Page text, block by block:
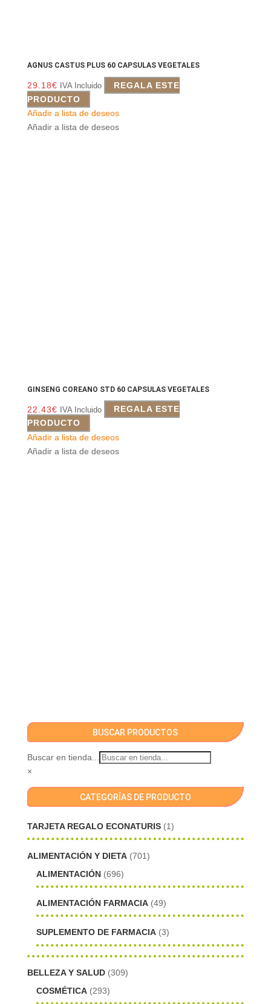
AGNUS CASTUS PLUS 60 CAPSULAS VEGETALES
29.18€ IVA Incluido
REGALA ESTE
PRODUCTO
Añadir a lista de deseos
Añadir a lista de deseos
GINSENG COREANO STD 60 CAPSULAS VEGETALES
22.43€ IVA Incluido
REGALA ESTE
PRODUCTO
Añadir a lista de deseos
Añadir a lista de deseos
BUSCAR PRODUCTOS
Buscar en tienda...
×
CATEGORÍAS DE PRODUCTO
TARJETA REGALO ECONATURIS (1)
ALIMENTACIÓN Y DIETA (701)
ALIMENTACIÓN (696)
ALIMENTACIÓN FARMACIA (49)
SUPLEMENTO DE FARMACIA (3)
BELLEZA Y SALUD (309)
COSMÉTICA (293)